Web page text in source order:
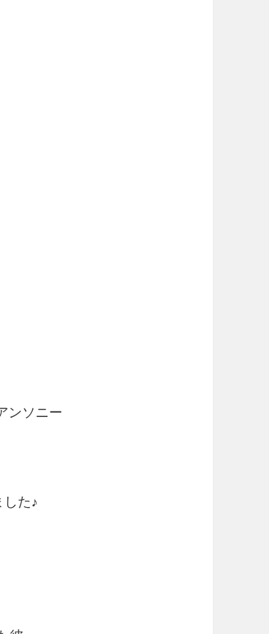
ソニー
た♪